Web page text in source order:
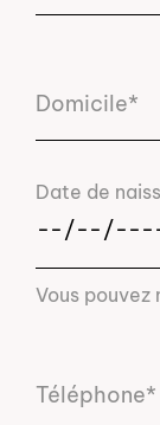
Domicile*
Date de
Vous
Téléphone*